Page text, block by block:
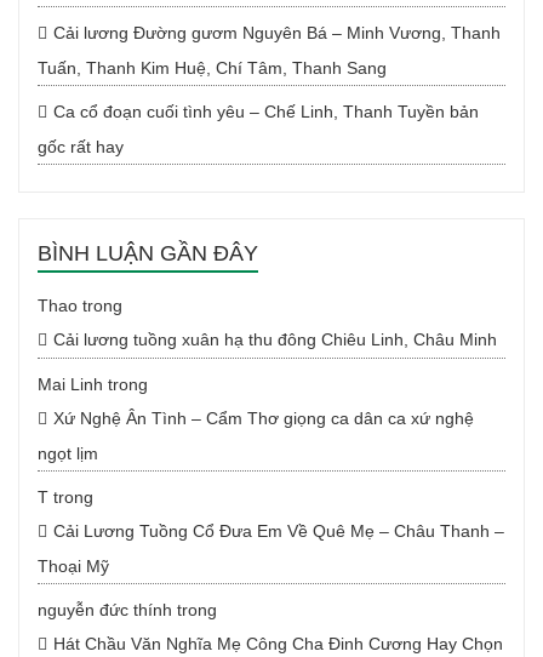
Cải lương Đường gươm Nguyên Bá – Minh Vương, Thanh
Tuấn, Thanh Kim Huệ, Chí Tâm, Thanh Sang
Ca cổ đoạn cuối tình yêu – Chế Linh, Thanh Tuyền bản
gốc rất hay
BÌNH LUẬN GẦN ĐÂY
Thao trong
Cải lương tuồng xuân hạ thu đông Chiêu Linh, Châu Minh
Mai Linh trong
Xứ Nghệ Ân Tình – Cẩm Thơ giọng ca dân ca xứ nghệ
ngọt lịm
T trong
Cải Lương Tuồng Cổ Đưa Em Về Quê Mẹ – Châu Thanh –
Thoại Mỹ
nguyễn đức thính trong
Hát Chầu Văn Nghĩa Mẹ Công Cha Đinh Cương Hay Chọn